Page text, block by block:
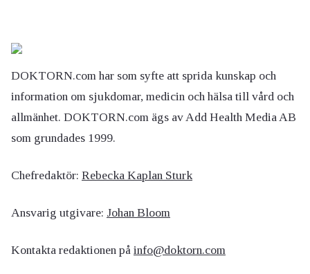
DOKTORN.com har som syfte att sprida kunskap och
information om sjukdomar, medicin och hälsa till vård och
allmänhet. DOKTORN.com ägs av Add Health Media AB
som grundades 1999.
Chefredaktör: Rebecka Kaplan Sturk
Ansvarig utgivare: Johan Bloom
Kontakta redaktionen på info@doktorn.com